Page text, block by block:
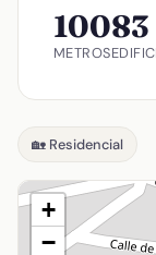
100
METROS
83
🏡 Residencial
+
−